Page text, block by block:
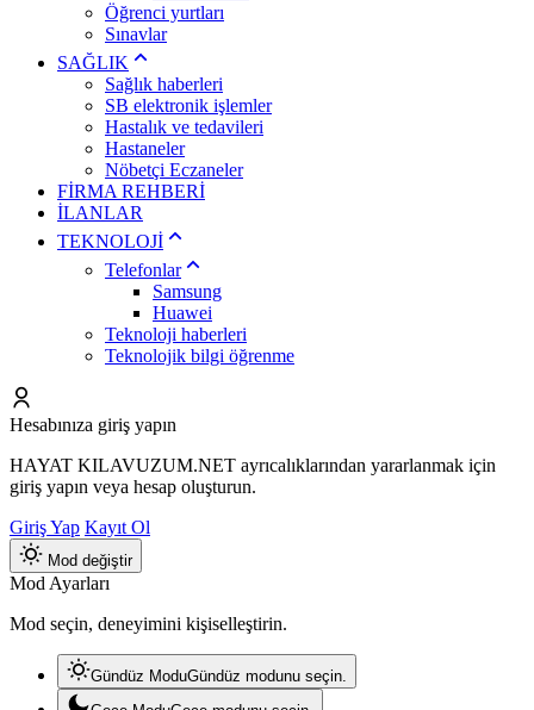
Öğrenci yurtları
Sınavlar
SAĞLIK
Sağlık haberleri
SB elektronik işlemler
Hastalık ve tedavileri
Hastaneler
Nöbetçi Eczaneler
FİRMA REHBERİ
İLANLAR
TEKNOLOJİ
Telefonlar
Samsung
Huawei
Teknoloji haberleri
Teknolojik bilgi öğrenme
Hesabınıza giriş yapın
HAYAT KILAVUZUM.NET ayrıcalıklarından yararlanmak için
giriş yapın veya hesap oluşturun.
Giriş Yap Kayıt Ol
Mod değiştir
Mod Ayarları
Mod seçin, deneyimini kişiselleştirin.
Gündüz ModuGündüz modunu seçin.